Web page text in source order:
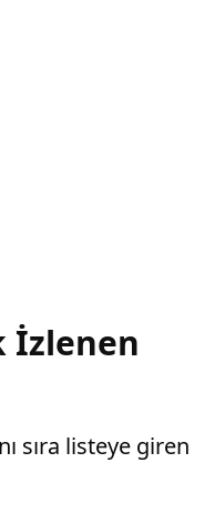
İzlenen
sıra listeye giren